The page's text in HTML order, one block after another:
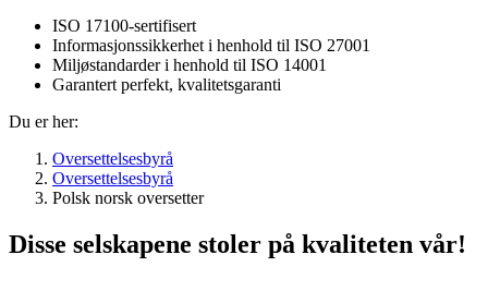
ISO 17100-sertifisert
Informasjonssikkerhet i henhold til ISO 27001
Miljøstandarder i henhold til ISO 14001
Garantert perfekt, kvalitetsgaranti
Du er her:
Oversettelsesbyrå
Oversettelsesbyrå
Polsk norsk oversetter
Disse selskapene stoler på kvaliteten vår!